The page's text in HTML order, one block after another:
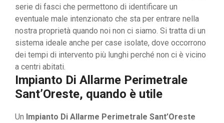
serie di fasci che permettono di identificare un
eventuale male intenzionato che sta per entrare nella
nostra proprietà quando noi non ci siamo. Si tratta di un
sistema ideale anche per case isolate, dove occorrono
dei tempi di intervento più lunghi perché non ci è vicino
a centri abitati.
Impianto Di Allarme Perimetrale
Sant’Oreste, quando è utile
Un Impianto Di Allarme Perimetrale Sant’Oreste